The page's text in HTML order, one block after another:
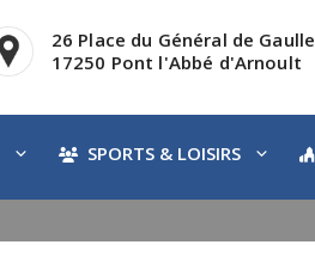
26 Place du Général de Gaulle
17250 Pont l'Abbé d'Arnoult
SPORTS & LOISIRS